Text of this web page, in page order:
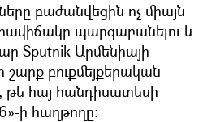
բաժանվեցին ոչ միայն
պարզաբանելու և
Sputnik Արմենիայի
բուքմեյքերական
թե հայ հանդիսատեսի
ի հաղթողը: